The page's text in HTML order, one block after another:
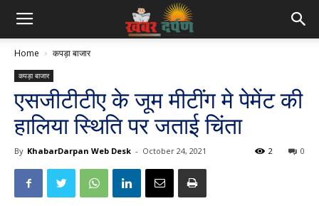
Home कपड़ा बाजार
कपड़ा बाजार
एसजीटीटीए के जूम मीटींग मे पेमेंट की
हालिया स्थिति पर जताई चिंता
By KhabarDarpan Web Desk - October 24, 2021 0
2